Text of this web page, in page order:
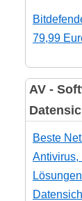
79,99
AV -
Beste
Antivirus,